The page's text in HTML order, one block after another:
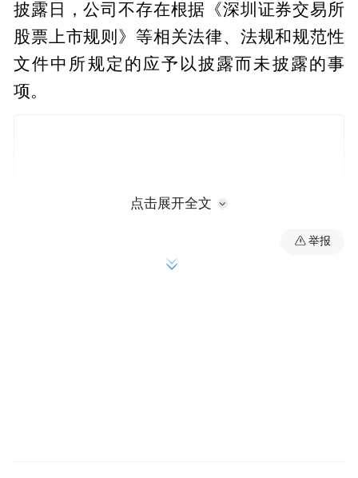
披露日，公司不存在根据《深圳证券交易所
股票上市规则》等相关法律、法规和规范性
文件中所规定的应予以披露而未披露的事
项。
点击展开全文
举报